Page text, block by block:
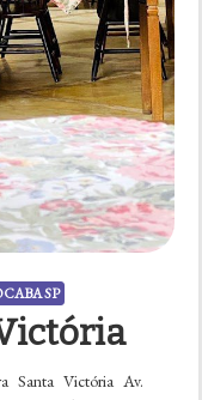
SP
Santa Victória Av.